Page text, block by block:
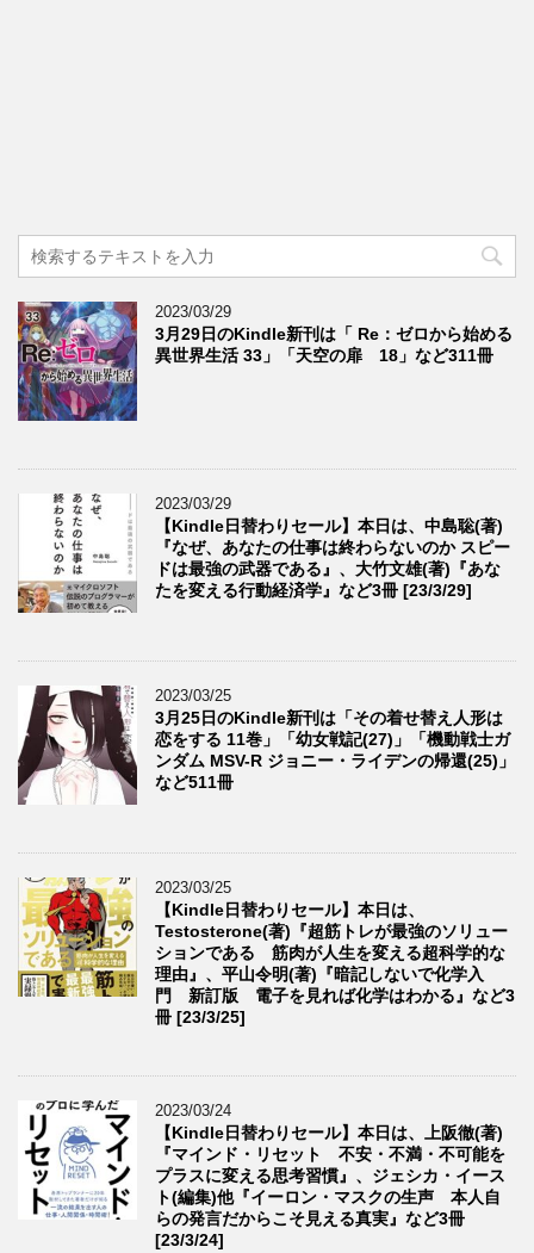
2023/03/29
3月29日のKindle新刊は「 Re：ゼロから始める
異世界生活 33」「天空の扉 18」など311冊
2023/03/29
【Kindle日替わりセール】本日は、中島聡(著)
『なぜ、あなたの仕事は終わらないのか スピー
ドは最強の武器である』、大竹文雄(著)『あな
たを変える行動経済学』など3冊 [23/3/29]
2023/03/25
3月25日のKindle新刊は「その着せ替え人形は
恋をする 11巻」「幼女戦記(27)」「機動戦士ガ
ンダム MSV-R ジョニー・ライデンの帰還(25)」
など511冊
2023/03/25
【Kindle日替わりセール】本日は、
Testosterone(著)『超筋トレが最強のソリュー
ションである 筋肉が人生を変える超科学的な
理由』、平山令明(著)『暗記しないで化学入
門 新訂版 電子を見れば化学はわかる』など3
冊 [23/3/25]
2023/03/24
【Kindle日替わりセール】本日は、上阪徹(著)
『マインド・リセット 不安・不満・不可能を
プラスに変える思考習慣』、ジェシカ・イース
ト(編集)他『イーロン・マスクの生声 本人自
らの発言だからこそ見える真実』など3冊
[23/3/24]